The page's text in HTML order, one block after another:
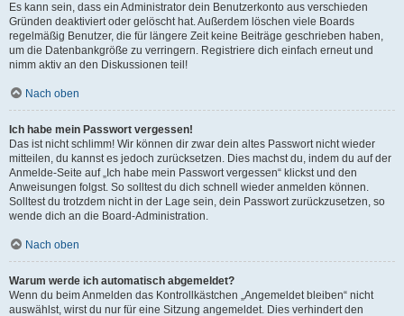
Es kann sein, dass ein Administrator dein Benutzerkonto aus verschieden
Gründen deaktiviert oder gelöscht hat. Außerdem löschen viele Boards
regelmäßig Benutzer, die für längere Zeit keine Beiträge geschrieben haben,
um die Datenbankgröße zu verringern. Registriere dich einfach erneut und
nimm aktiv an den Diskussionen teil!
Nach oben
Ich habe mein Passwort vergessen!
Das ist nicht schlimm! Wir können dir zwar dein altes Passwort nicht wieder
mitteilen, du kannst es jedoch zurücksetzen. Dies machst du, indem du auf der
Anmelde-Seite auf „Ich habe mein Passwort vergessen“ klickst und den
Anweisungen folgst. So solltest du dich schnell wieder anmelden können.
Solltest du trotzdem nicht in der Lage sein, dein Passwort zurückzusetzen, so
wende dich an die Board-Administration.
Nach oben
Warum werde ich automatisch abgemeldet?
Wenn du beim Anmelden das Kontrollkästchen „Angemeldet bleiben“ nicht
auswählst, wirst du nur für eine Sitzung angemeldet. Dies verhindert den